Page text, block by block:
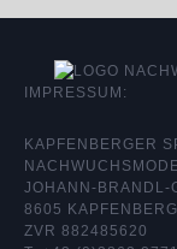
IMPRESSUM:
KAPFENBERGER
JOHANN-BRANDL-
8605 KAPFENBERG
ZVR 882485620